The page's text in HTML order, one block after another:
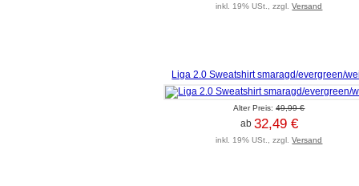
inkl. 19% USt., zzgl.Versand
Liga 2.0 Sweatshirt smaragd/evergreen/
Alter Preis:49,99 €
ab 32,49 €
inkl. 19% USt., zzgl.Versand